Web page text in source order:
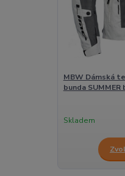
MBW Dámská
bunda SUMMER
Skladem